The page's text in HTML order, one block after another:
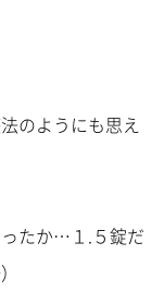
のようにも思え
たか…１.５錠だ